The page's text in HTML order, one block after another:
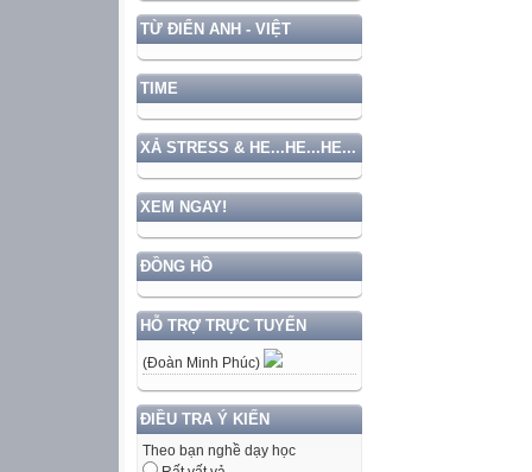
TỪ ĐIỂN ANH - VIỆT
TIME
XẢ STRESS & HE...HE...HE...
XEM NGAY!
ĐỒNG HỒ
HỖ TRỢ TRỰC TUYẾN
(Đoàn Minh Phúc)
ĐIỀU TRA Ý KIẾN
Theo bạn nghề dạy học